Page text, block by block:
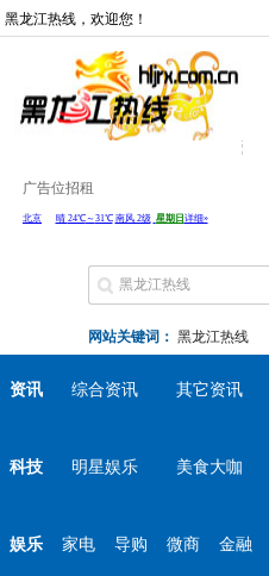
黑龙江热线，欢迎您！
广告位招租
网站关键词： 黑龙江热线
资讯 综合资讯 其它资讯
科技 明星娱乐 美食大咖
娱乐 家电 导购 微商 金融